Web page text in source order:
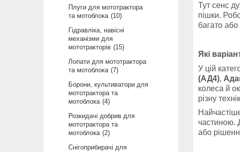
Тут сенс
пішки.
багато або
Які
У цій
(АД4),
колеса й
різну
частиною.
або
Плуги для мототрактора
та мотоблока
10
Гідравліка, навісні
механізми для
мототракторів
15
Лопати для мототрактора
та мотоблока 7
Борони, культиватори для
мототрактора та
мотоблока 4
Розкидачі добрив для
мототрактора та
мотоблока 2
Снігоприбирачі для